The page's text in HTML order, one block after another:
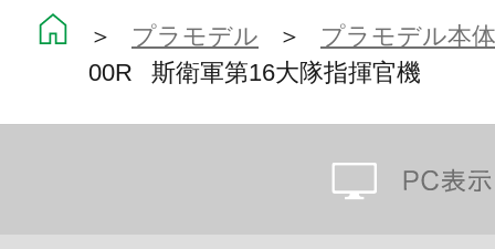
一部塗装済みパーツ
■頭部の角パーツの文様を塗装済みで
（※塗装色はオレンジ色です。）
＞ プラモデル ＞ プラモデル本体
00R 斯衛軍第16大隊指揮官機